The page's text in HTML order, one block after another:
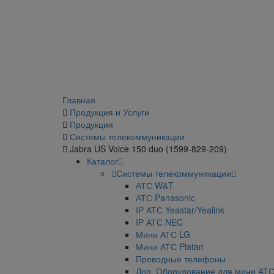
Главная
Продукция и Услуги
Продукция
Системы телекоммуникации
Jabra US Voice 150 duo (1599-829-209)
Каталог
Системы телекоммуникации
АТС W&T
АТС Panasonic
IP АТС Yeastar/Yealink
IP АТС NEC
Мини АТС LG
Мини АТС Platan
Проводные телефоны
Доп. Оборудование для мини АТС